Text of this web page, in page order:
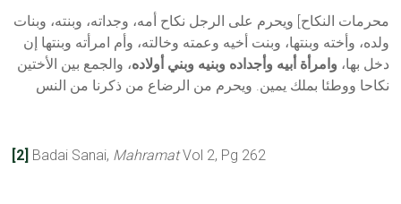
محرمات النكاح] ويحرم على الرجل نكاح أمه، وجداته، وبنته، وبنات
ولده، وأخته وبنتها، وبنت أخيه وعمته وخالته، وأم امرأته وبنتها إن
دخل بها، وامرأة أبيه وأجداده وبنيه وبني أولاده، والجمع بين الأختين
نكاحا ووطئا بملك يمين. ويحرم من الرضاع من ذكرنا من النس
[2] Badai Sanai, MahramatVol 2, Pg 262